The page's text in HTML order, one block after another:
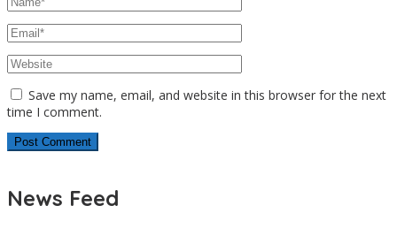
Save my name, email, and website in this browser for the next
time I comment.
News Feed